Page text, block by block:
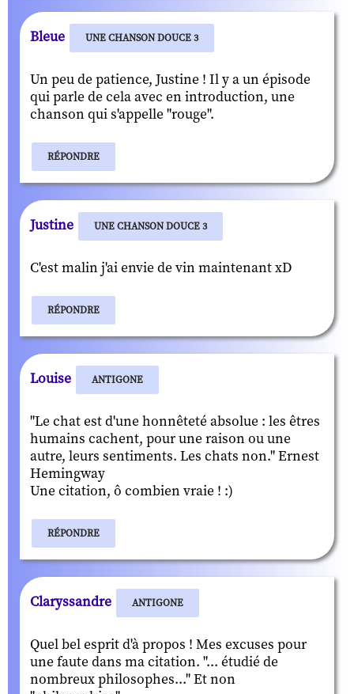
Bleue UNE CHANSON DOUCE 3
Un peu de patience, Justine ! Il y a un épisode
qui parle de cela avec en introduction, une
chanson qui s'appelle "rouge".
RÉPONDRE
Justine UNE CHANSON DOUCE 3
C'est malin j'ai envie de vin maintenant xD
RÉPONDRE
Louise ANTIGONE
"Le chat est d'une honnêteté absolue : les êtres
humains cachent, pour une raison ou une
autre, leurs sentiments. Les chats non." Ernest
Hemingway
Une citation, ô combien vraie ! :)
RÉPONDRE
Claryssandre ANTIGONE
Quel bel esprit d'à propos ! Mes excuses pour
une faute dans ma citation. "... étudié de
nombreux philosophes..." Et non